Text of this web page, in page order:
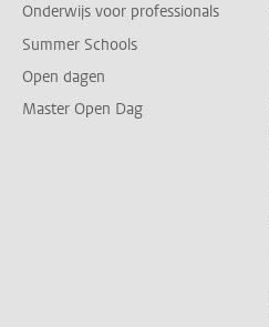
Onderwijs voor professionals
Summer Schools
Open dagen
Master Open Dag